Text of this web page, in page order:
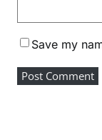
Save my